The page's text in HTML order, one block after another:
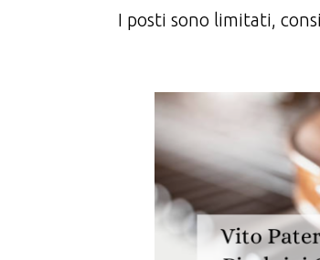
I posti sono limitati,